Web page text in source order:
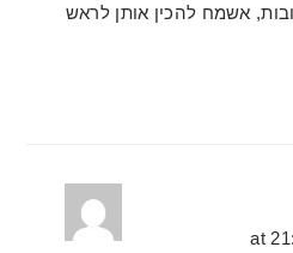
אשמח להכין אותן לראש